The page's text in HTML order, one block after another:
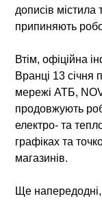
дописів
припиняють
Втім, офіційна
Вранці 13 січня
мережіАТБ,
продовжують
електро- та
графіках та
магазинів.
Ще